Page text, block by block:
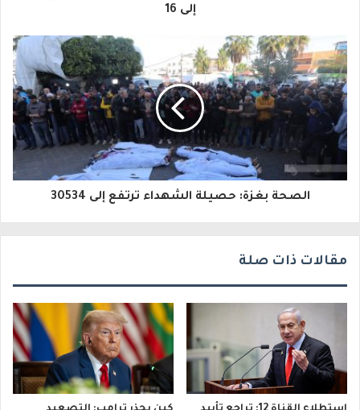
ل
ك
ت
ر
و
إلى 16
الصحة بغزة: حصيلة الشهداء ترتفع إلى 30534
مقالات ذات صلة